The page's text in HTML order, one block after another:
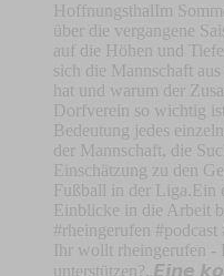
HoffnungsthalIm
über die vergangene
auf die Höhen und
sich die Mannschaft
hat und warum der
Dorfverein so wichtig
Bedeutung jedes
der Mannschaft, die
Einschätzung zu den
Fußball in der Liga.Ein
Einblicke in die Arbeit
#rheingerufen #podcast
Ihr wollt rheingerufen -
unterstützen?„𝙀𝙞𝙣𝙚